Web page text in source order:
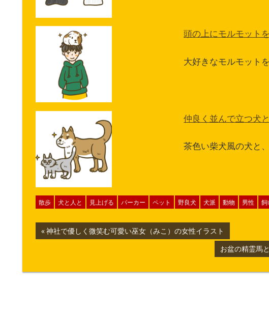
頭の上にモルモット
大好きなモルモット
仲良く並んで立つ犬
茶色い柴犬風の犬と
散歩 犬と人と 見上げる パーカー ペット 野良犬 犬派 動物 男性 飼
投
ナ
前
の
神社で優しく微笑む可愛い巫女（みこ）の女性イラスト
次
の
記
お盆の精霊馬